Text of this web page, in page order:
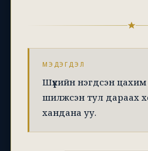
МЭДЭГДЭЛ
Шүүхийн нэгдсэн
шилжсэн тул дараах
хандана уу.